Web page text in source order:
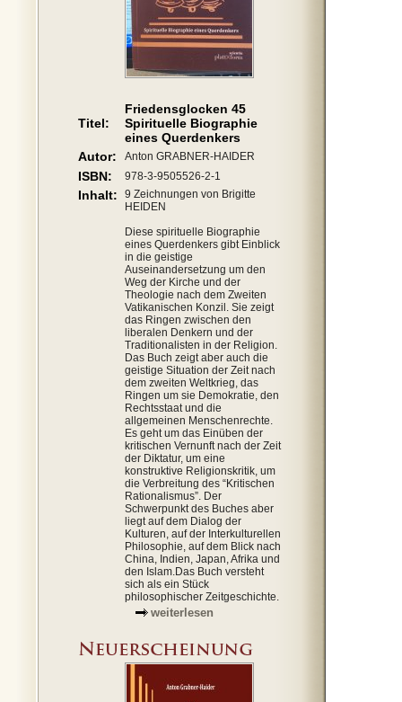
Titel:
Friedensglocken 45
Spirituelle Biographie
eines Querdenkers
Autor:
Anton GRABNER-HAIDER
ISBN: 978-3-9505526-2-1
Inhalt:
9 Zeichnungen von Brigitte
HEIDEN
Diese spirituelle Biographie
eines Querdenkers gibt Einblick
in die geistige
Auseinandersetzung um den
Weg der Kirche und der
Theologie nach dem Zweiten
Vatikanischen Konzil. Sie zeigt
das Ringen zwischen den
liberalen Denkern und der
Traditionalisten in der Religion.
Das Buch zeigt aber auch die
geistige Situation der Zeit nach
dem zweiten Weltkrieg, das
Ringen um sie Demokratie, den
Rechtsstaat und die
allgemeinen Menschenrechte.
Es geht um das Einüben der
kritischen Vernunft nach der Zeit
der Diktatur, um eine
konstruktive Religionskritik, um
die Verbreitung des “Kritischen
Rationalismus”. Der
Schwerpunkt des Buches aber
liegt auf dem Dialog der
Kulturen, auf der Interkulturellen
Philosophie, auf dem Blick nach
China, Indien, Japan, Afrika und
den Islam.Das Buch versteht
sich als ein Stück
philosophischer Zeitgeschichte.
weiterlesen